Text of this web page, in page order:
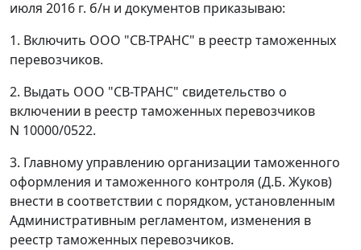
июля 2016 г. б/н и документов приказываю:
1. Включить ООО "СВ-ТРАНС" в реестр таможенных
перевозчиков.
2. Выдать ООО "СВ-ТРАНС" свидетельство о
включении в реестр таможенных перевозчиков
N 10000/0522.
3. Главному управлению организации таможенного
оформления и таможенного контроля (Д.Б. Жуков)
внести в соответствии с порядком, установленным
Административным регламентом, изменения в
реестр таможенных перевозчиков.